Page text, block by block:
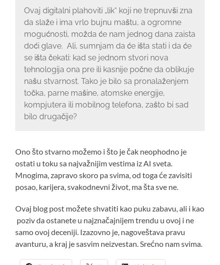
Ovaj digitalni plahoviti „lik“ koji ne trepnuvši zna
da slaže i ima vrlo bujnu maštu, a ogromne
mogućnosti, možda će nam jednog dana zaista
doći glave. Ali, sumnjam da će išta stati i da će
se išta čekati: kad se jednom stvori nova
tehnologija ona pre ili kasnije počne da oblikuje
našu stvarnost. Tako je bilo sa pronalaženjem
točka, parne mašine, atomske energije,
kompjutera ili mobilnog telefona, zašto bi sad
bilo drugačije?
Ono što stvarno možemo i što je čak neophodno je
ostati u toku sa najvažnijim vestima iz AI sveta.
Mnogima, zapravo skoro pa svima, od toga će zavisiti
posao, karijera, svakodnevni život, ma šta sve ne.
Ovaj blog post možete shvatiti kao puku zabavu, ali i kao
poziv da ostanete u najznačajnijem trendu u ovoj i ne
samo ovoj deceniji. Izazovno je, nagoveštava pravu
avanturu, a kraj je sasvim neizvestan. Srećno nam svima.